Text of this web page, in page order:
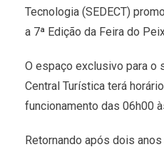
Tecnologia (SEDECT)
a 7ª Edição da Feira do
O espaço exclusivo para o
Central Turística terá
funcionamento das 06h00
Retornando após dois